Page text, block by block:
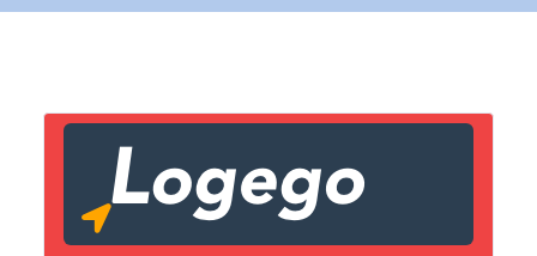
Lien vers inscription (sera inclus dans courriel)